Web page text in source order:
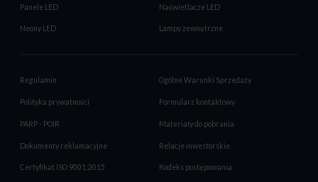
Panele LED Naświetlacze LED
Neony LED Lampy zewnętrzne
Regulamin Ogólne Warunki Sprzedaży
Polityka prywatności Formularz kontaktowy
PARP - POIR Materiały do pobrania
Dokumenty reklamacyjne Relacje inwestorskie
Certyfikat ISO 9001:2015 Kodeks postępowania